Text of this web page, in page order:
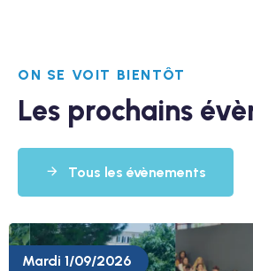
ON SE VOIT BIENTÔT
Les prochains
Tous les évènements
Mardi 1/09/2026